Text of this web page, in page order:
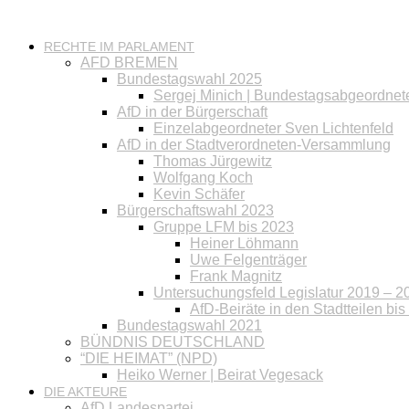
RECHTE IM PARLAMENT
AFD BREMEN
Bundestagswahl 2025
Sergej Minich |
AfD in der Bürgerschaft
Einzelabgeordneter Sven Lichtenfeld
AfD in der Stadtverordneten-Versammlung
Thomas Jürgewitz
Wolfgang Koch
Kevin Schäfer
Bürgerschaftswahl 2023
Gruppe LFM bis 2023
Heiner Löhmann
Uwe Felgenträger
Frank Magnitz
Untersuchungsfeld Legislatur 2019 –
AfD-Beiräte in den Stadtteilen bis
Bundestagswahl 2021
BÜNDNIS DEUTSCHLAND
“DIE HEIMAT” (NPD)
Heiko Werner | Beirat Vegesack
DIE AKTEURE